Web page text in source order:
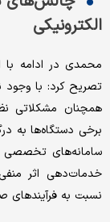
الکترونیکی
محمدی در ادامه با
تصریح کرد: با
همچنان مشکلاتی
برخی دستگاه‌‌‌ها به
سامانه‌‌‌های تخصصی
خدمات‌‌‌دهی اثر
نسبت به فرآیندهای